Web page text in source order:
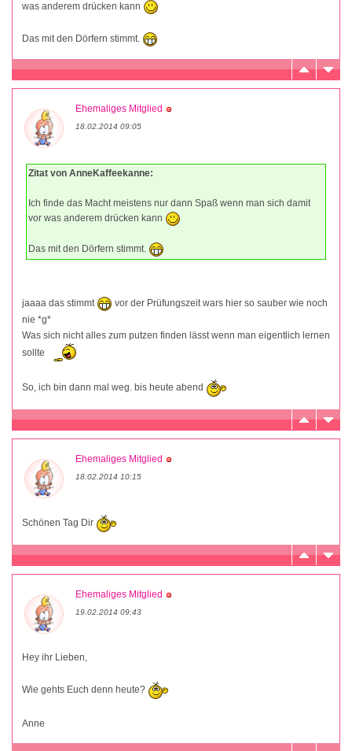
was anderem drücken kann
Das mit den Dörfern stimmt.
Ehemaliges Mitglied
18.02.2014 09:05
Zitat von AnneKaffeekanne:
Ich finde das Macht meistens nur dann Spaß wenn man sich damit
vor was anderem drücken kann
Das mit den Dörfern stimmt.
jaaaa das stimmt
vor der Prüfungszeit wars hier so sauber wie noch
nie *g*
Was sich nicht alles zum putzen finden lässt wenn man eigentlich lernen
sollte
So, ich bin dann mal weg. bis heute abend
Ehemaliges Mitglied
18.02.2014 10:15
Schönen Tag Dir
Ehemaliges Mitglied
19.02.2014 09:43
Hey ihr Lieben,
Wie gehts Euch denn heute?
Anne